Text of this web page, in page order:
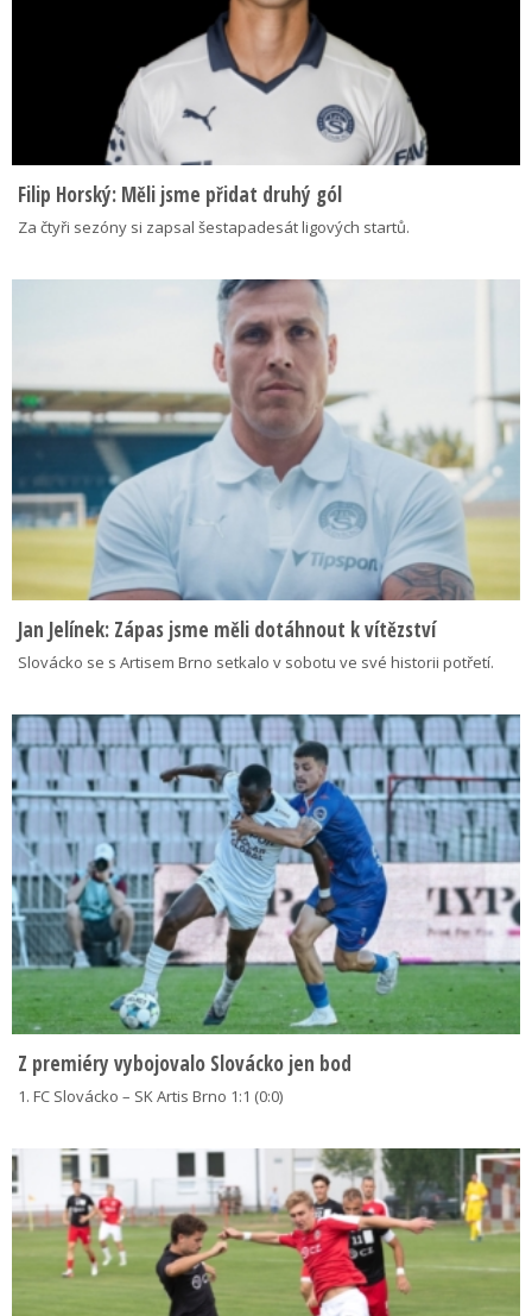
Filip Horský: Měli jsme přidat druhý gól
Za čtyři sezóny si zapsal šestapadesát ligových startů.
Jan Jelínek: Zápas jsme měli dotáhnout k vítězství
Slovácko se s Artisem Brno setkalo v sobotu ve své historii potřetí.
Z premiéry vybojovalo Slovácko jen bod
1. FC Slovácko – SK Artis Brno 1:1 (0:0)